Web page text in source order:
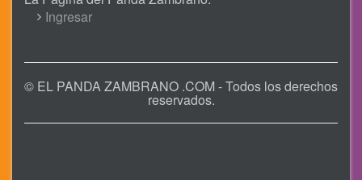
USER
MENU
Ingresar
© EL PANDA ZAMBRANO .COM - Todos los derechos
reservados.